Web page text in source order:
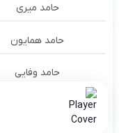
حامد میری
حامد همایون
حامد وفایی